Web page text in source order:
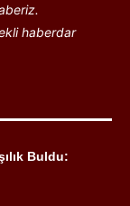
haberdar
Buldu: